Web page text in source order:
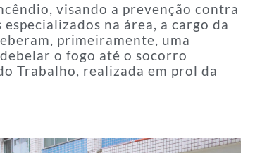
visando a prevenção contra
na área, a cargo da
primeiramente, uma
o fogo até o socorro
Trabalho, realizada em prol da